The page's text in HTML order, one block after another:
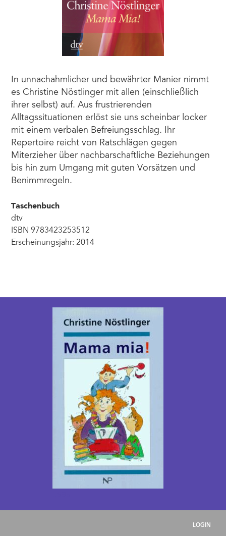
In unnachahmlicher und bewährter Manier nimmt
es Christine Nöstlinger mit allen (einschließlich
ihrer selbst) auf. Aus frustrierenden
Alltagssituationen erlöst sie uns scheinbar locker
mit einem verbalen Befreiungsschlag. Ihr
Repertoire reicht von Ratschlägen gegen
Miterzieher über nachbarschaftliche Beziehungen
bis hin zum Umgang mit guten Vorsätzen und
Benimmregeln.
Taschenbuch
dtv
ISBN 9783423253512
Erscheinungsjahr: 2014
LOGIN